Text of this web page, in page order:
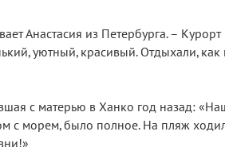
Анастасия из Петербурга. – Курорт
уютный, красивый. Отдыхали,
с матерью в Ханко год назад:
с морем, было полное. На пляж